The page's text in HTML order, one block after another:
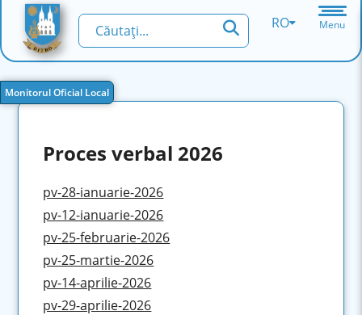
RO Menu
Monitorul Oficial Local
Proces verbal 2026
pv-28-ianuarie-2026
pv-12-ianuarie-2026
pv-25-februarie-2026
pv-25-martie-2026
pv-14-aprilie-2026
pv-29-aprilie-2026